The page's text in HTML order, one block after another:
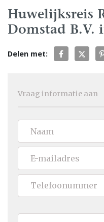
Huwelijksreis
Domstad B.V.
Delen met:
Vraag informatie aan